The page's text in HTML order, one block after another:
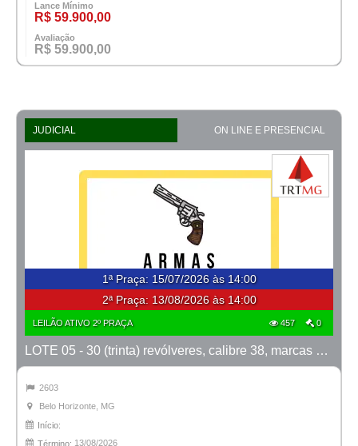
Lance Mínimo
R$ 59.900,00
Avaliação
R$ 59.900,00
JUDICIAL ON LINE E PRESENCIAL
1ª Praça: 15/07/2026 às 14:00
2ª Praça: 13/08/2026 às 14:00
LEILÃO ATIVO 2º PRAÇA 457 0
LOTE 05 - 30 (trinta) revólveres, calibre 38, marcas Taurus e Rossi
2603
Belo Horizonte, MG
Início:
Término: 13/08/2026